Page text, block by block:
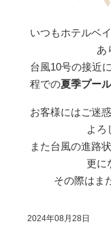
いつもホテルベ
あ
台風10号の接近
程での夏季プー
お客様にはご迷
よろ
また台風の進路
更に
その際はま
2024年08月28日